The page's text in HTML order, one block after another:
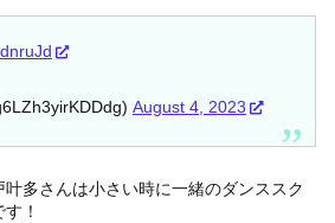
August 4, 2023
多さんは小さい時に一緒のダンススク
！